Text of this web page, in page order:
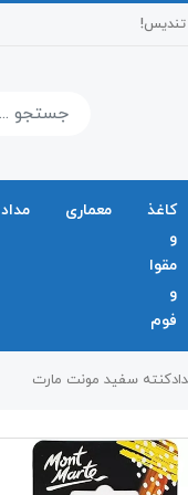
تندیس!
کاغذ
و
مقوا
و
فوم
معماری مداد
سفید مونت مارت